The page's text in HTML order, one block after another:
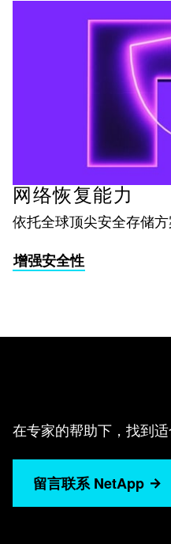
网络恢复能力
依托全球顶尖安全存储方
增强安全性
在专家的帮助下，找到
留言联系 NetApp